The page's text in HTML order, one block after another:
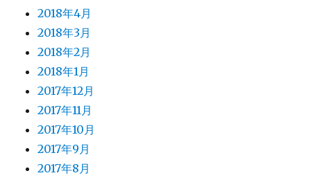
2018年4月
2018年3月
2018年2月
2018年1月
2017年12月
2017年11月
2017年10月
2017年9月
2017年8月